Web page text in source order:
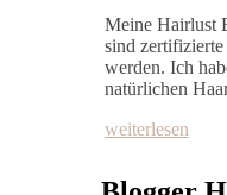
Meine Hairlust
sind
werden. Ich
natürlichen
weiterlesen